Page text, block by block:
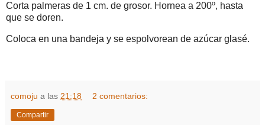
Corta palmeras de 1 cm. de grosor. Hornea a 200º, hasta
que se doren.
Coloca en una bandeja y se espolvorean de azúcar glasé.
comoju a las 21:18 2 comentarios:
Compartir